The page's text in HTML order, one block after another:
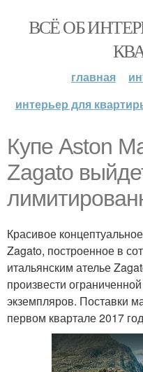
ВСЁ ОБ
главная
интерьер для
Купе Aston
Zagato
Красивое
Zagato, построенное в
итальянским ателье
произвести
экземпляров. Поставки
первом квартале 2017